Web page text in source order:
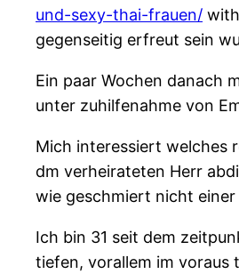
und-sexy-thai-frauen/
gegenseitig erfreut sein
Ein paar Wochen danach
unter zuhilfenahme von
Mich interessiert welches
dm verheirateten Herr
wie geschmiert nicht einer
Ich bin 31 seit dem
tiefen, vorallem im voraus